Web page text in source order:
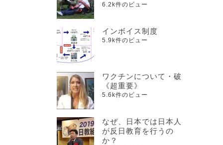
6.2k件のビュー
インボイス制度
5.9k件のビュー
ワクチンについて・破
《超重要》
5.6k件のビュー
なぜ、日本では日本人
が反日教育を行うの
か？